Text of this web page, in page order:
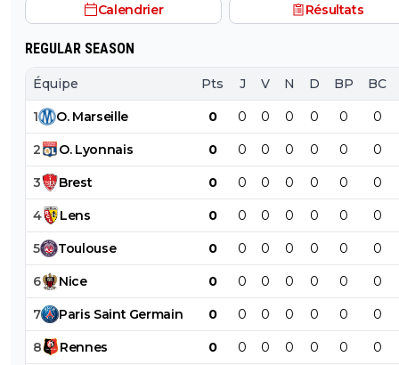
Calendrier Résultats
REGULAR SEASON
Équipe Pts J V N D BP BC
1 O. Marseille 0 0 0 0 0 0 0
2 O. Lyonnais 0 0 0 0 0 0 0
3 Brest 0 0 0 0 0 0 0
4 Lens 0 0 0 0 0 0 0
5 Toulouse 0 0 0 0 0 0 0
6 Nice 0 0 0 0 0 0 0
7 Paris Saint Germain 0 0 0 0 0 0 0
8 Rennes 0 0 0 0 0 0 0